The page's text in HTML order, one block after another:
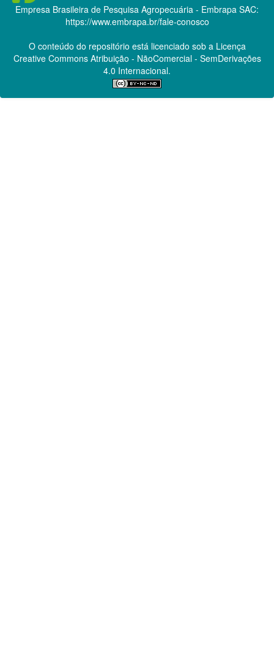
Empresa Brasileira de Pesquisa Agropecuária - Embrapa SAC:
https://www.embrapa.br/fale-conosco
O conteúdo do repositório está licenciado sob a Licença
Creative CommonsAtribuição - NãoComercial - SemDerivações
4.0 Internacional.